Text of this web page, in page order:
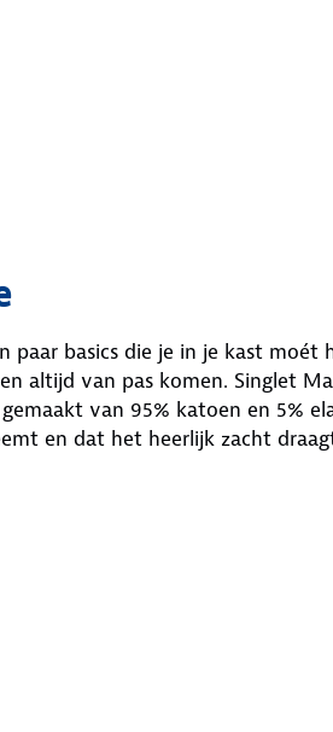
paar basics die je in je kast moét
altijd van pas komen. Singlet
van 95% katoen en 5%
en dat het heerlijk zacht